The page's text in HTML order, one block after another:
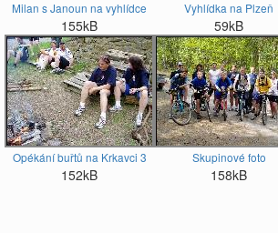
Milan s Janoun na vyhlídce
155kB
Vyhlídka na Plzeň
59kB
Opékání buřtů na Krkavci 3
152kB
Skupinové foto
158kB